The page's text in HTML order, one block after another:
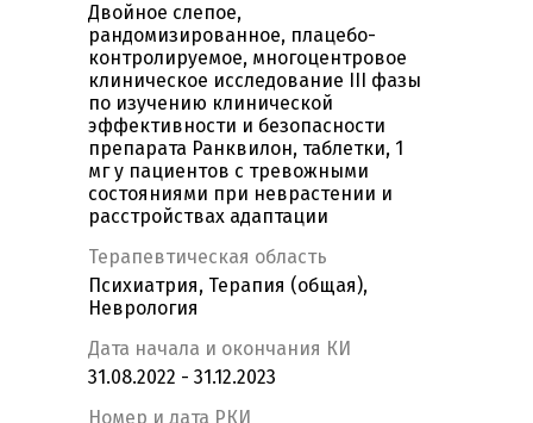
Двойное слепое,
рандомизированное, плацебо-
контролируемое, многоцентровое
клиническое исследование III фазы
по изучению клинической
эффективности и безопасности
препарата Ранквилон, таблетки, 1
мг у пациентов с тревожными
состояниями при неврастении и
расстройствах адаптации
Терапевтическая область
Психиатрия, Терапия (общая),
Неврология
Дата начала и окончания КИ
31.08.2022 - 31.12.2023
Номер и дата РКИ